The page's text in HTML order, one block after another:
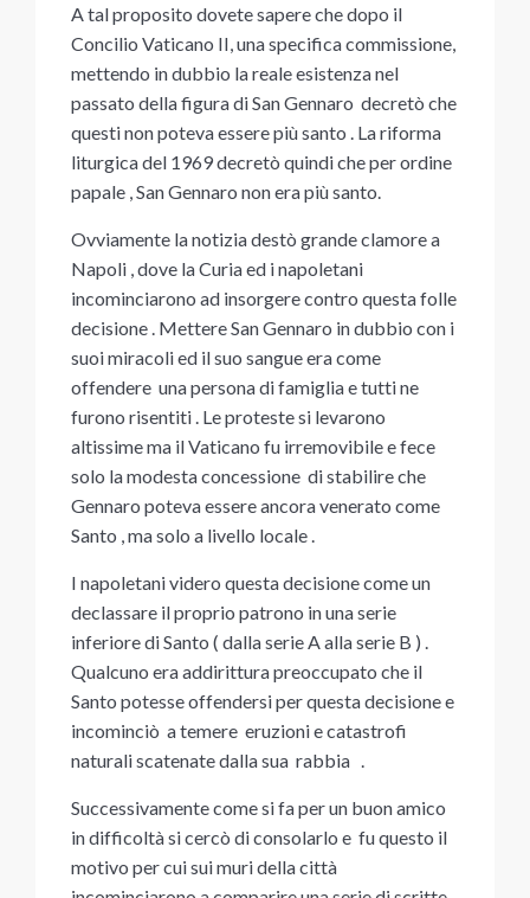
A tal proposito dovete sapere che dopo il
Concilio Vaticano II, una specifica commissione,
mettendo in dubbio la reale esistenza nel
passato della figura di San Gennaro decretò che
questi non poteva essere più santo . La riforma
liturgica del 1969 decretò quindi che per ordine
papale , San Gennaro non era più santo.
Ovviamente la notizia destò grande clamore a
Napoli , dove la Curia ed i napoletani
incominciarono ad insorgere contro questa folle
decisione . Mettere San Gennaro in dubbio con i
suoi miracoli ed il suo sangue era come
offendere una persona di famiglia e tutti ne
furono risentiti . Le proteste si levarono
altissime ma il Vaticano fu irremovibile e fece
solo la modesta concessione di stabilire che
Gennaro poteva essere ancora venerato come
Santo , ma solo a livello locale .
I napoletani videro questa decisione come un
declassare il proprio patrono in una serie
inferiore di Santo ( dalla serie A alla serie B ) .
Qualcuno era addirittura preoccupato che il
Santo potesse offendersi per questa decisione e
incominciò a temere eruzioni e catastrofi
naturali scatenate dalla sua rabbia .
Successivamente come si fa per un buon amico
in difficoltà si cercò di consolarlo e fu questo il
motivo per cui sui muri della città